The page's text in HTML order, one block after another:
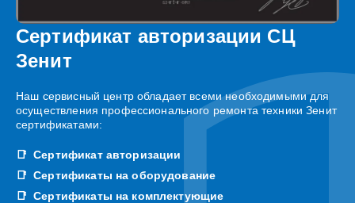
Сертификат авторизации СЦ
Зенит
Наш сервисный центр обладает всеми необходимыми для
осуществления профессионального ремонта техники Зенит
сертификатами:
Сертификат авторизации
Сертификаты на оборудование
Сертификаты на комплектующие